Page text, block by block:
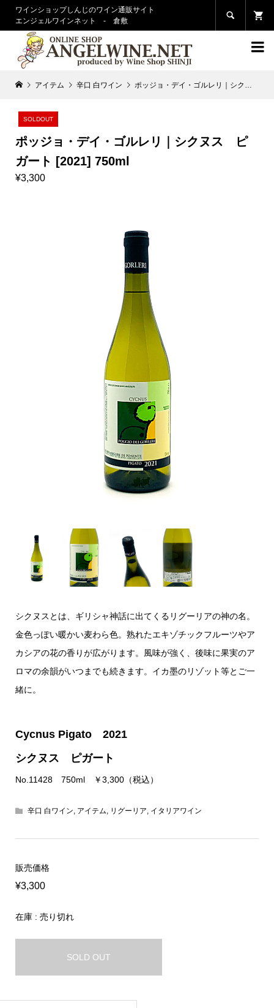
ワインショップしんじのワイン通販サイト
エンジェルワインネット - 倉敷


アイテム 辛口 白ワイン ポッジョ・デイ・ゴルレリ｜シクヌス ピガート [2021] 750ml
SOLDOUT
ポッジョ・デイ・ゴルレリ｜シクヌス ピ
ガート [2021] 750ml
¥3,300
シクヌスとは、ギリシャ神話に出てくるリグーリアの神の名。
金色っぽい暖かい麦わら色。熟れたエキゾチックフルーツやア
カシアの花の香りが広がります。風味が強く、後味に果実のア
ロマの余韻がいつまでも続きます。イカ墨のリゾット等とご一
緒に。
Cycnus Pigato 2021
シクヌス ピガート
No.11428 750ml ￥3,300（税込）
辛口 白ワイン アイテム リグーリア イタリアワイン
販売価格
¥3,300
在庫 : 売り切れ
SOLD OUT